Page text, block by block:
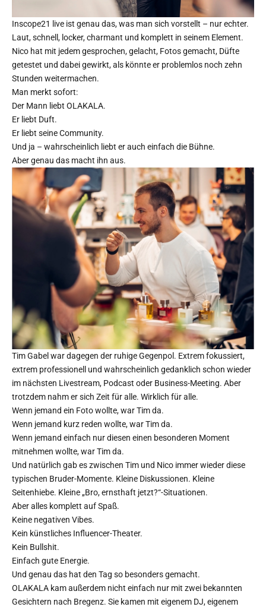
Inscope21 live ist genau das, was man sich vorstellt – nur echter.
Laut, schnell, locker, charmant und komplett in seinem Element.
Nico hat mit jedem gesprochen, gelacht, Fotos gemacht, Düfte
getestet und dabei gewirkt, als könnte er problemlos noch zehn
Stunden weitermachen.
Man merkt sofort:
Der Mann liebt OLAKALA.
Er liebt Duft.
Er liebt seine Community.
Und ja – wahrscheinlich liebt er auch einfach die Bühne.
Aber genau das macht ihn aus.
Tim Gabel war dagegen der ruhige Gegenpol. Extrem fokussiert,
extrem professionell und wahrscheinlich gedanklich schon wieder
im nächsten Livestream, Podcast oder Business-Meeting. Aber
trotzdem nahm er sich Zeit für alle. Wirklich für alle.
Wenn jemand ein Foto wollte, war Tim da.
Wenn jemand kurz reden wollte, war Tim da.
Wenn jemand einfach nur diesen einen besonderen Moment
mitnehmen wollte, war Tim da.
Und natürlich gab es zwischen Tim und Nico immer wieder diese
typischen Bruder-Momente. Kleine Diskussionen. Kleine
Seitenhiebe. Kleine „Bro, ernsthaft jetzt?“-Situationen.
Aber alles komplett auf Spaß.
Keine negativen Vibes.
Kein künstliches Influencer-Theater.
Kein Bullshit.
Einfach gute Energie.
Und genau das hat den Tag so besonders gemacht.
OLAKALA kam außerdem nicht einfach nur mit zwei bekannten
Gesichtern nach Bregenz. Sie kamen mit eigenem DJ, eigenem